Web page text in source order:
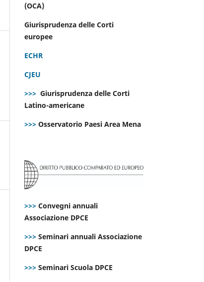
(OCA)
Giurisprudenza delle Corti
europee
ECHR
CJEU
>>> Giurisprudenza delle Corti
Latino-americane
>>> Osservatorio Paesi Area Mena
>>> Convegni annuali
Associazione DPCE
>>> Seminari annuali Associazione
DPCE
>>> Seminari Scuola DPCE